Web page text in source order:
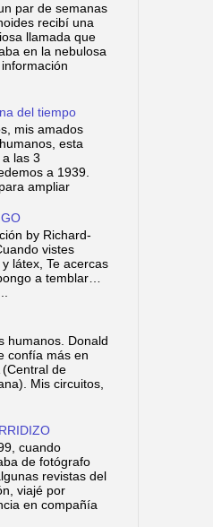
par de semanas
recibí una
llamada que
en la nebulosa
del tiempo
mis amados
esta
las 3
a 1939.
ampliar
by Richard-
vistes
látex, Te acercas
a temblar…
humanos. Donald
confía más en
(Central de
Mis circuitos,
cuando
de fotógrafo
revistas del
viajé por
en compañía